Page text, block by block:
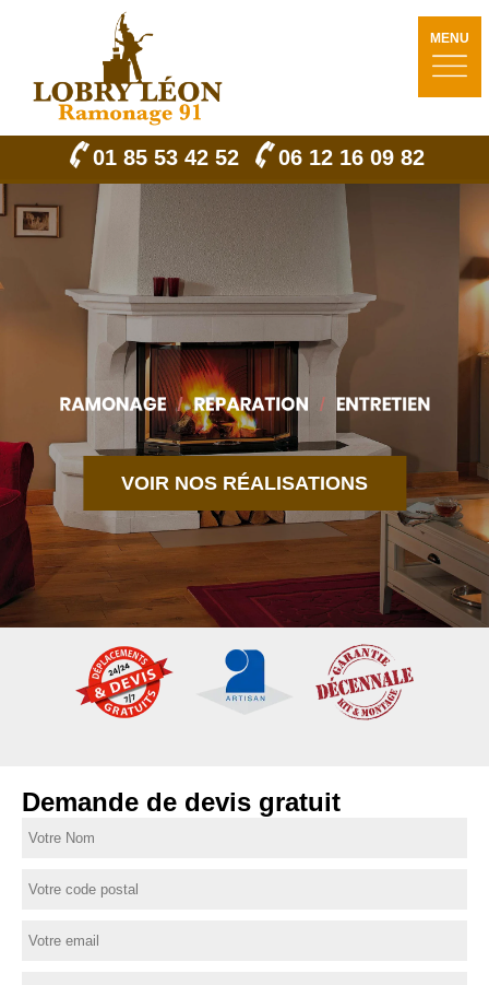
MENU
01 85 53 42 52 06 12 16 09 82
VOIR NOS RÉALISATIONS
Demande de devis gratuit